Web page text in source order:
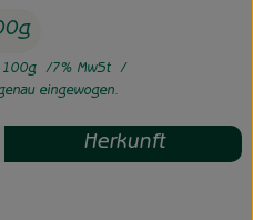
7% MwSt
eingewogen.
Herkunft